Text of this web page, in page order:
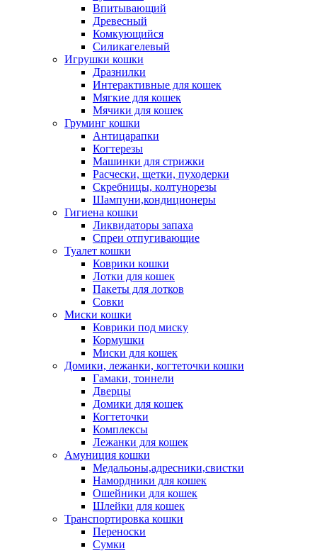
Впитывающий
Древесный
Комкующийся
Силикагелевый
Игрушки кошки
Дразнилки
Интерактивные для кошек
Мягкие для кошек
Мячики для кошек
Груминг кошки
Антицарапки
Когтерезы
Машинки для стрижки
Расчески, щетки, пуходерки
Скребницы, колтунорезы
Шампуни,кондиционеры
Гигиена кошки
Ликвидаторы запаха
Спреи отпугивающие
Туалет кошки
Коврики кошки
Лотки для кошек
Пакеты для лотков
Совки
Миски кошки
Коврики под миску
Кормушки
Миски для кошек
Домики, лежанки, когтеточки кошки
Гамаки, тоннели
Дверцы
Домики для кошек
Когтеточки
Комплексы
Лежанки для кошек
Амуниция кошки
Медальоны,адресники,свистки
Намордники для кошек
Ошейники для кошек
Шлейки для кошек
Транспортировка кошки
Переноски
Сумки